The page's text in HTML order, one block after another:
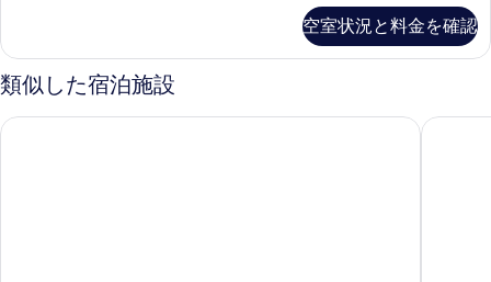
る
の
す
て
真
を
表
ッ
ド
(複
数
ク
テ
ン
ベ
空室状況と料金を確認
類似した宿泊施設
ザ ランチ アット デス バレー - インサイド ザ パーク ストー